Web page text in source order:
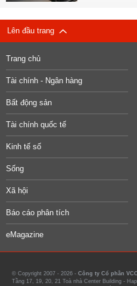
Lên đầu trang
Trang chủ
Tài chính - Ngân hàng
Bất động sản
Tài chính quốc tế
Kinh tế số
Sống
Xã hội
Báo cáo phân tích
eMagazine
© Copyright 2007 - 2026 - Công ty Cổ phần
Tầng 17, 19, 20, 21 Toà nhà Center Building -